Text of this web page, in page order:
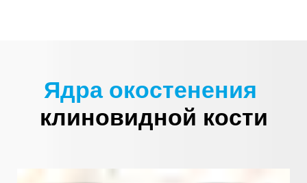
Ядра окостенения
клиновидной кости